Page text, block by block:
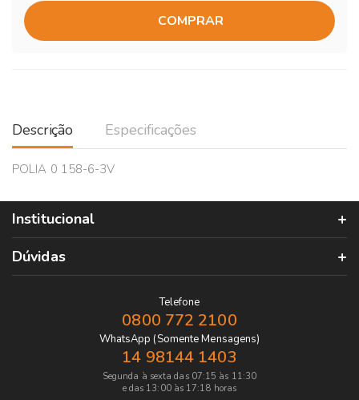
COMPRAR
Descrição Especificações
POLIA 0 158-6-3V
Institucional
Dúvidas
Telefone
0800 772 2100
WhatsApp (Somente Mensagens)
14 98144 1403
Segunda à sexta das 07:15 às 11:30
e das 13:00 às 17:18 horas